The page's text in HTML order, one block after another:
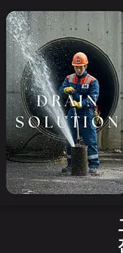
텐
츠
건
너
뛰